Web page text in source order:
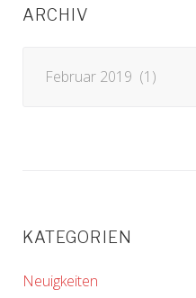
ARCHIV
KATEGORIEN
Neuigkeiten